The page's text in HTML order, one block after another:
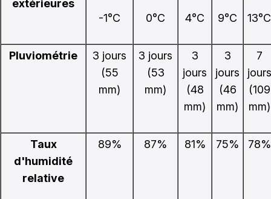
extérieures
-1°C 0°C 4°C 9°C 13°C
Pluviométrie
3 jours
(55
mm)
3 jours
(53
mm)
3
jours
(48
mm)
3
jours
(46
mm)
7
jours
(109
mm)
Taux
d'humidité
relative
89% 87% 81% 75% 78%